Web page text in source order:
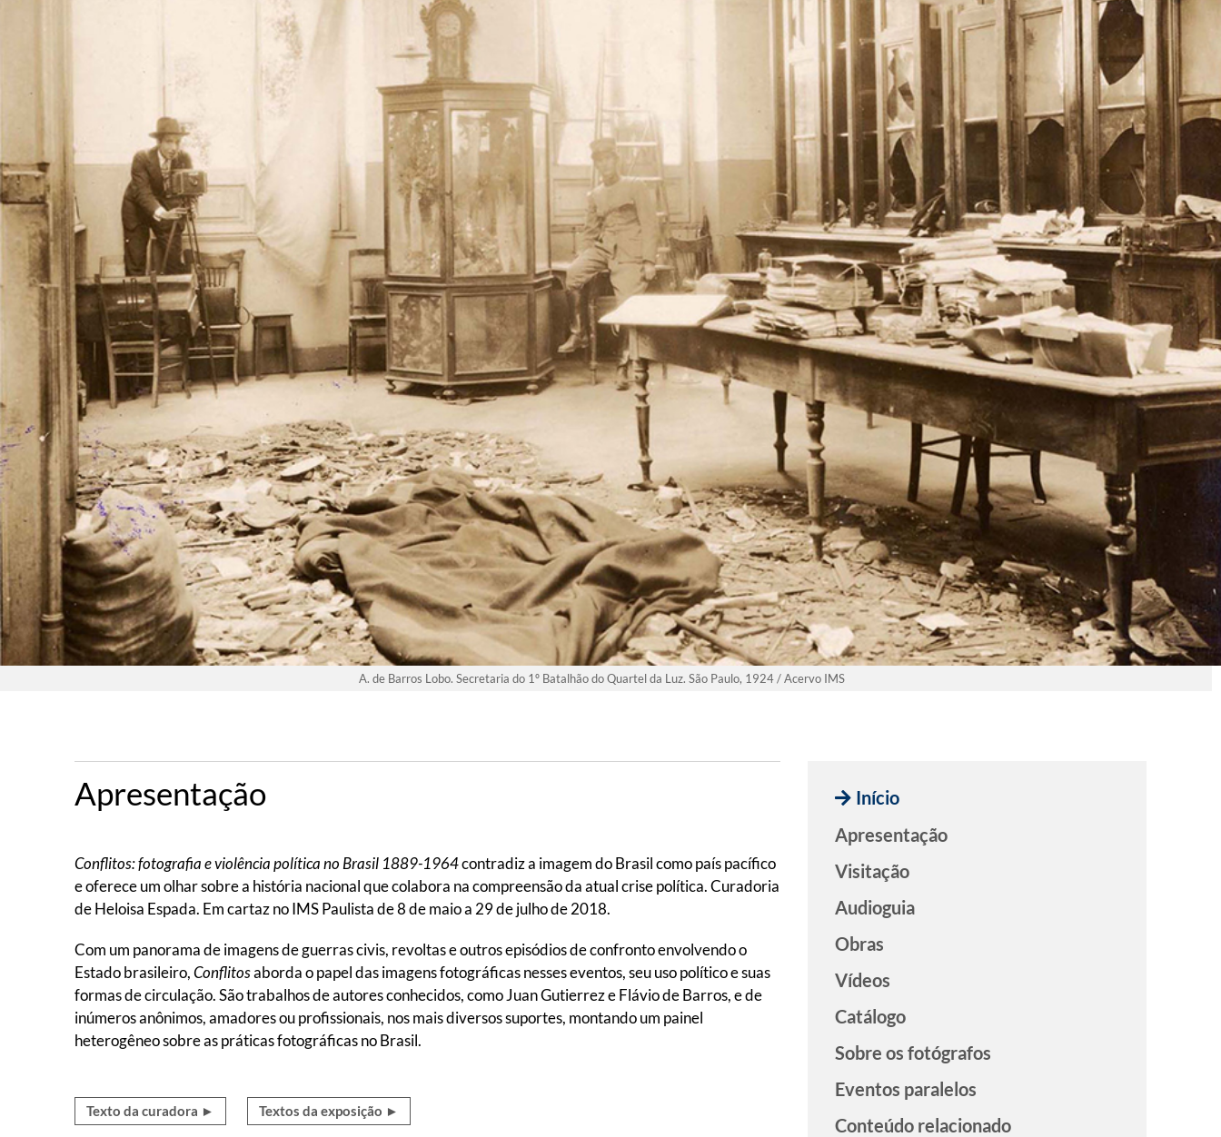
A. de Barros Lobo. Secretaria do 1º Batalhão do Quartel da Luz. São Paulo, 1924 / Acervo IMS
Apresentação
Conflitos: fotografia e violência política no Brasil 1889-1964contradiz a imagem do Brasil como país pacífico
e oferece um olhar sobre a história nacional que colabora na compreensão da atual crise política. Curadoria
de Heloisa Espada. Em cartaz no IMS Paulista de 8 de maio a 29 de julho de 2018.
Com um panorama de imagens de guerras civis, revoltas e outros episódios de confronto envolvendo o
Estado brasileiro,Conflitosaborda o papel das imagens fotográficas nesses eventos, seu uso político e suas
formas de circulação. São trabalhos de autores conhecidos, como Juan Gutierrez e Flávio de Barros, e de
inúmeros anônimos, amadores ou profissionais, nos mais diversos suportes, montando um painel
heterogêneo sobre as práticas fotográficas no Brasil.
Texto da curadora ► Textos da exposição ►
Início
Apresentação
Visitação
Audioguia
Obras
Vídeos
Catálogo
Sobre os fotógrafos
Eventos paralelos
Conteúdo relacionado